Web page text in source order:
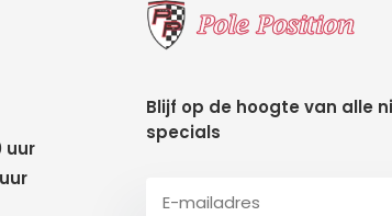
uur
Blijf op de hoogte van alle
specials